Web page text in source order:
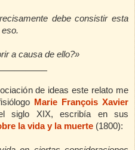
debe consistir esta
a causa de ello?»
de ideas este relato me
Marie François Xavier
siglo XIX,
escribía en sus
la vida y la muerte (1800):